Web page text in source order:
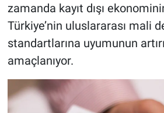
zamanda kayıt dışı
Türkiye’nin uluslararası mali
standartlarına uyumunun
amaçlanıyor.